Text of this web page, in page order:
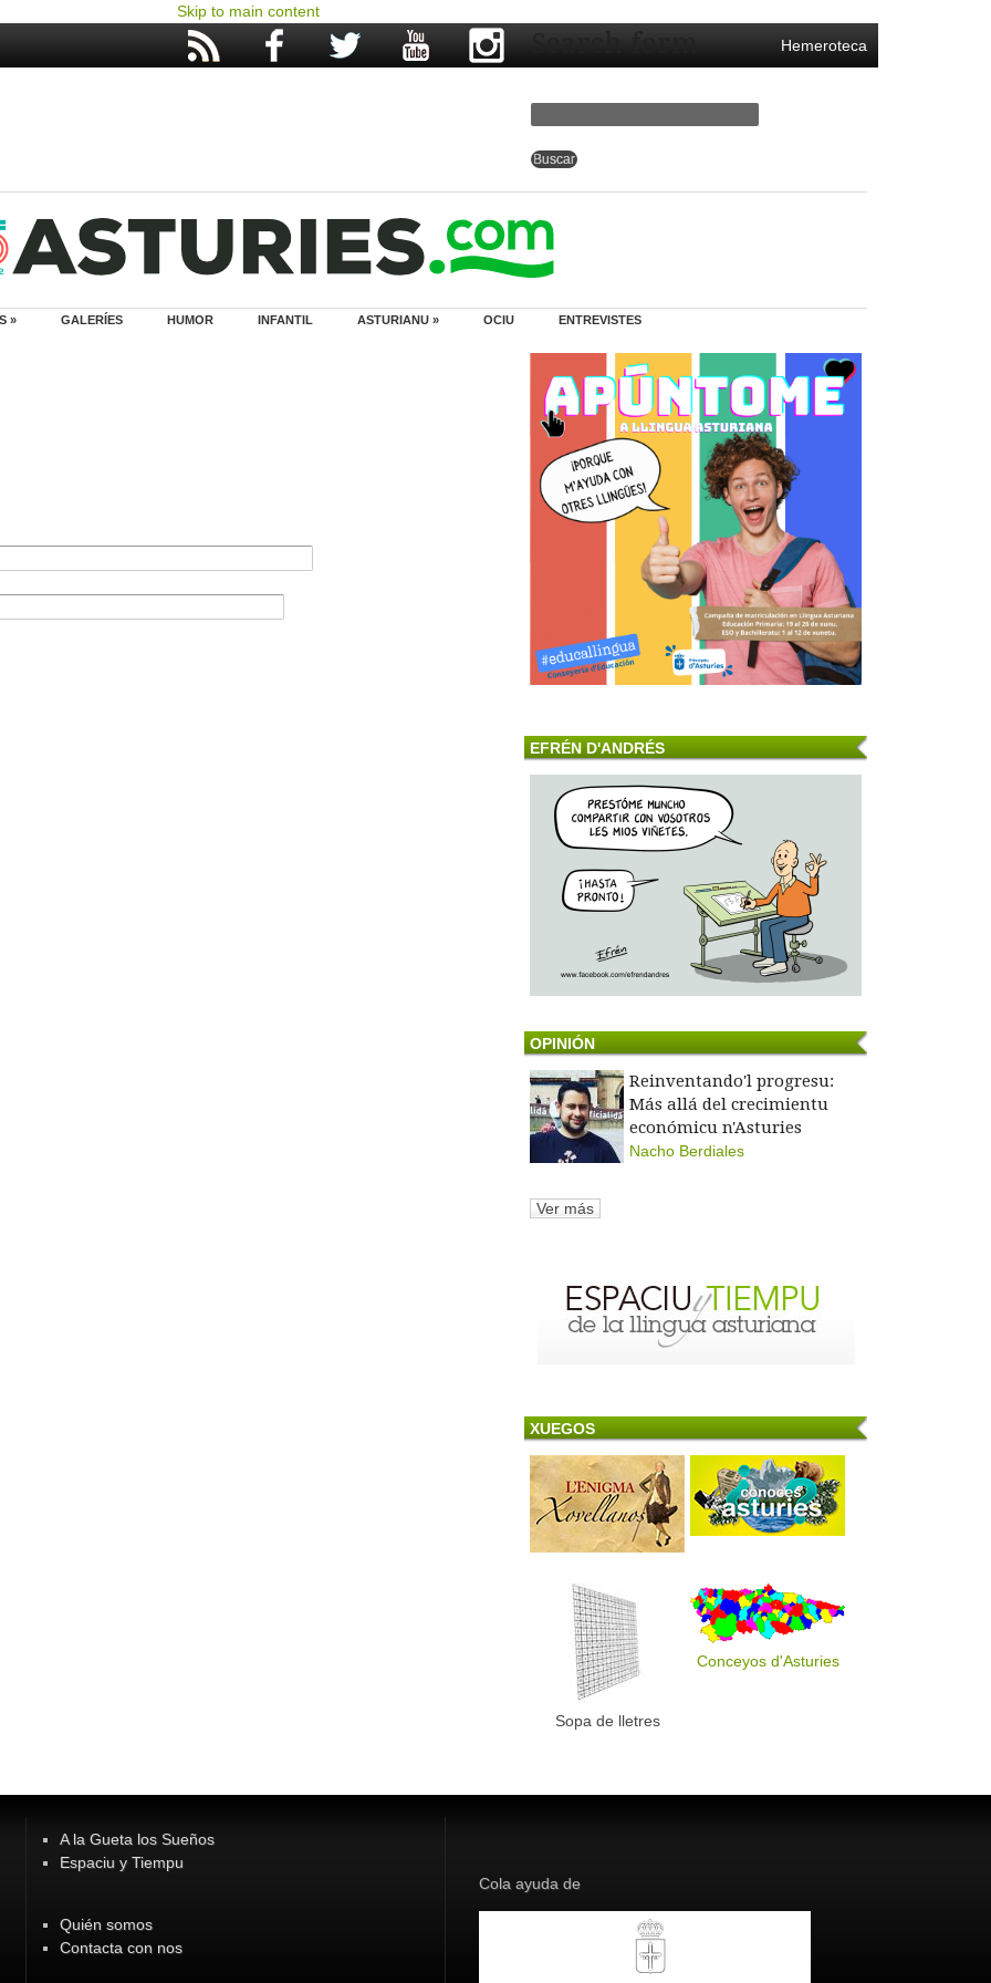
Skip to main content
Hemeroteca
Search form
» GALERÍES HUMOR INFANTIL ASTURIANU » OCIU ENTREVISTES
EFRÉN D'ANDRÉS
OPINIÓN
Reinventando'l progresu:
Más allá del crecimientu
económicu n'Asturies
Nacho Berdiales
Ver más
XUEGOS
Sopa de lletres
Conceyos d'Asturies
A la Gueta los Sueños
Espaciu y Tiempu
Quién somos
Contacta con nos
Cola ayuda de